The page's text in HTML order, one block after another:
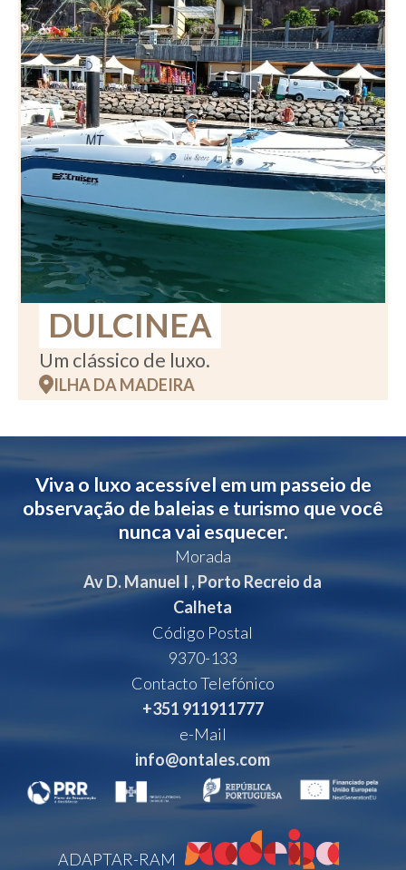
DULCINEA
Um clássico de luxo.
ILHA DA MADEIRA
Viva o luxo acessível em um passeio de
observação de baleias e turismo que você
nunca vai esquecer.
Morada
Av D. Manuel I , Porto Recreio da
Calheta
Código Postal
9370-133
Contacto Telefónico
+351 911911777
e-Mail
info@ontales.com
ADAPTAR-RAM